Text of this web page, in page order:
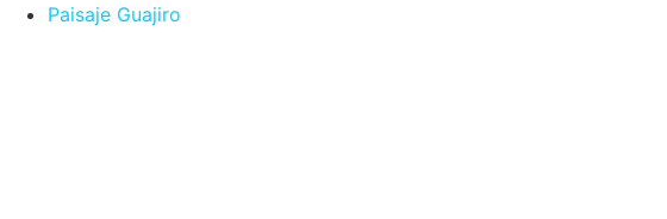
Paisaje Guajiro